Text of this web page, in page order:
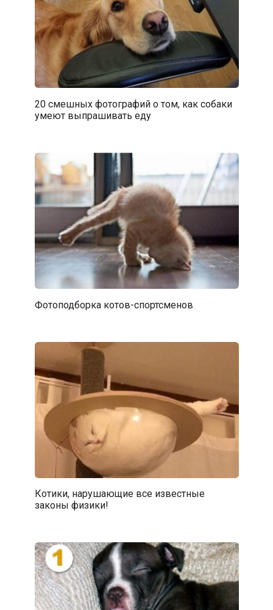
20 смешных фотографий о том, как собаки
умеют выпрашивать еду
Фотоподборка котов-спортсменов
Котики, нарушающие все известные
законы физики!